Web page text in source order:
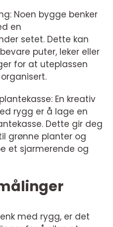
Noen bygge benker
en
setet. Dette kan
puter, leker eller
for at uteplassen
En kreativ
rygg er å lage en
Dette gir deg
grønne planter og
et sjarmerende og
med rygg, er det